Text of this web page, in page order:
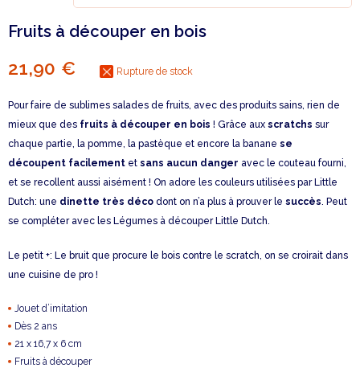
Fruits à découper en bois
21,90 € Rupture de stock
Pour faire de sublimes salades de fruits, avec des produits sains, rien de
mieux que des fruits à découper en bois ! Grâce aux scratchs sur
chaque partie, la pomme, la pastèque et encore la banane se
découpent facilement et sans aucun danger avec le couteau fourni,
et se recollent aussi aisément ! On adore les couleurs utilisées par Little
Dutch: une dinette très déco dont on n’a plus à prouver le succès. Peut
se compléter avec les Légumes à découper Little Dutch.
Le petit +: Le bruit que procure le bois contre le scratch, on se croirait dans
une cuisine de pro !
Jouet d’imitation
Dès 2 ans
21 x 16,7 x 6 cm
Fruits à découper